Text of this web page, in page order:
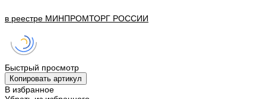
в реестре МИНПРОМТОРГ РОССИИ
Быстрый просмотр
Копировать артикул
В избранное